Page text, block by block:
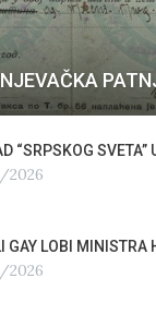
“SRPSKOG SVETA”
GAY LOBI MINISTRA